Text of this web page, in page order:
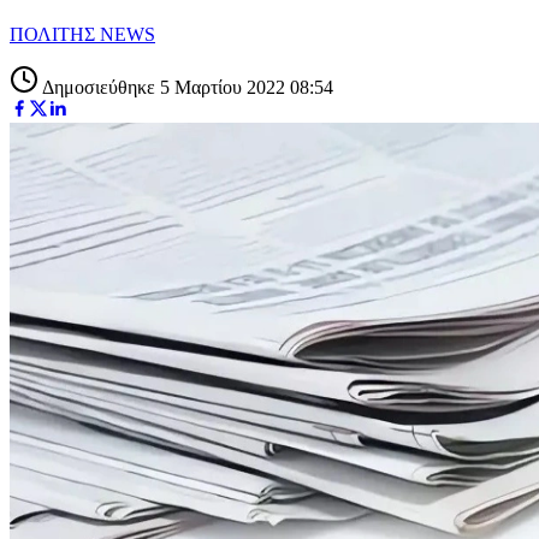
ΠΟΛΙΤΗΣ NEWS
Δημοσιεύθηκε 5 Μαρτίου 2022 08:54